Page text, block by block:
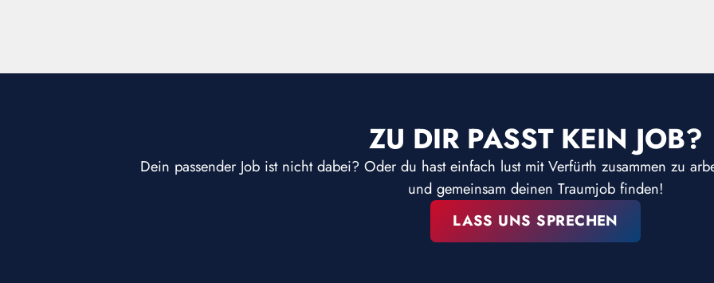
ZU DIR PASST KEIN JOB?
Dein passender Job ist nicht dabei? Oder du hast einfach lust mit Verfürth zusammen zu
und gemeinsam deinen Traumjob finden!
LASS UNS SPRECHEN